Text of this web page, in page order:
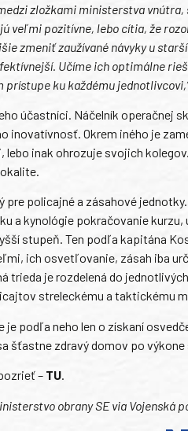
zložkami ministerstva
veľmi pozitívne, lebo cítia, že
zmeniť zaužívané návyky u
Učíme ich optimálne
prístupe ku každému
účastníci. Náčelník operačnej
inovatívnosť. Okrem iného je
inak ohrozuje svojich
pre policajné a zásahové
a kynológie pokračovanie
stupeň. Ten podľa kapitána
ich osvetľovanie, zásah iba
trieda je rozdelená do
streleckému a taktickému
je podľa neho len o získaní
šťastne zdravý domov po
– TU.
obrany SE via Vojenská